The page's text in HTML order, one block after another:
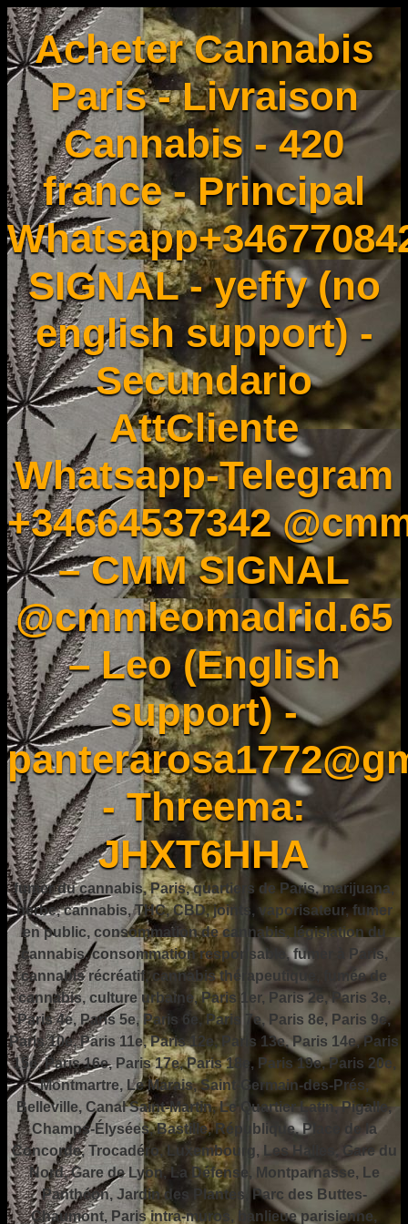
Acheter Cannabis
Paris - Livraison
Cannabis - 420
france - Principal
SIGNAL - yeffy (no
english support) -
Secundario
AttCliente
Whatsapp-Telegram
+34664537342
– CMM SIGNAL
@cmmleomadrid.65
– Leo (English
support) -
- Threema:
JHXT6HHA
fumer du cannabis, Paris, quartiers de Paris, marijuana,
herbe, cannabis, THC, CBD, joints, vaporisateur, fumer
en public, consommation de cannabis, législation du
cannabis, consommation responsable, fumer à Paris,
cannabis récréatif, cannabis thérapeutique, fumée de
cannabis, culture urbaine, Paris 1er, Paris 2e, Paris 3e,
Paris 4e, Paris 5e, Paris 6e, Paris 7e, Paris 8e, Paris 9e,
Paris 10e, Paris 11e, Paris 12e, Paris 13e, Paris 14e, Paris
15e, Paris 16e, Paris 17e, Paris 18e, Paris 19e, Paris 20e,
Montmartre, Le Marais, Saint-Germain-des-Prés,
Belleville, Canal Saint-Martin, Le Quartier Latin, Pigalle,
Champs-Élysées, Bastille, République, Place de la
Concorde, Trocadéro, Luxembourg, Les Halles, Gare du
Nord, Gare de Lyon, La Défense, Montparnasse, Le
Panthéon, Jardin des Plantes, Parc des Buttes-
Chaumont, Paris intra-muros, banlieue parisienne,